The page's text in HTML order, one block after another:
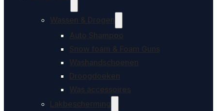
Wassen & Drogen
Auto Shampoo
Snow foam & Foam Guns
Washandschoenen
Droogdoeken
Was accessoires
Lakbescherming